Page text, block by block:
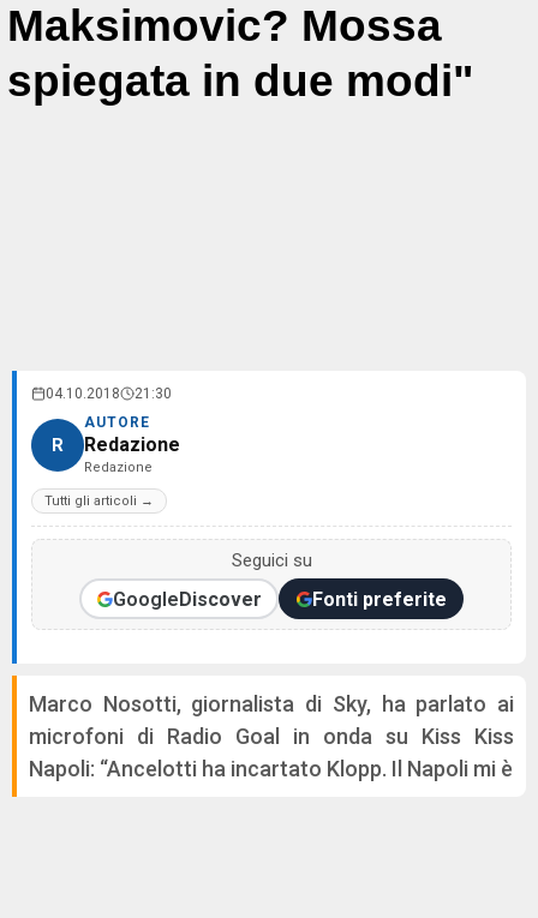
Maksimovic? Mossa
spiegata in due modi"
04.10.2018 21:30
R
AUTORE
Redazione
Redazione
Tutti gli articoli →
Seguici su
GoogleDiscover Fonti preferite
Marco Nosotti, giornalista di Sky, ha parlato ai
microfoni di Radio Goal in onda su Kiss Kiss
Napoli: “Ancelotti ha incartato Klopp. Il Napoli mi è